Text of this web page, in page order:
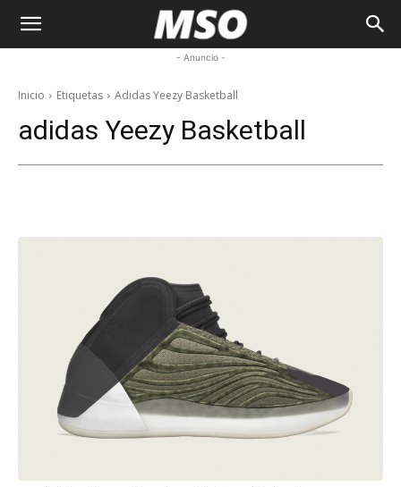
Ocean
- Anuncio -
Inicio Etiquetas Adidas Yeezy Basketball
adidas Yeezy Basketball